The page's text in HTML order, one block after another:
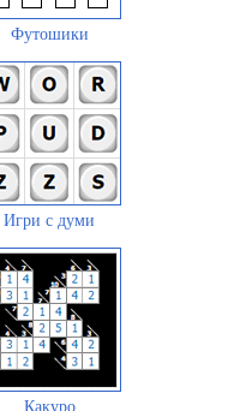
Футошики
Игри с думи
Какуро